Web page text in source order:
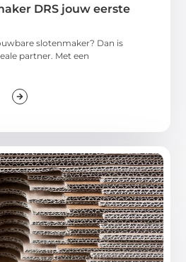
DRS jouw eerste
slotenmaker? Dan is
partner. Met een